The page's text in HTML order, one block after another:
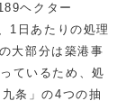
ヘクター
1日あたりの処理
大部分は築港事
ているため、処
条」の4つの抽